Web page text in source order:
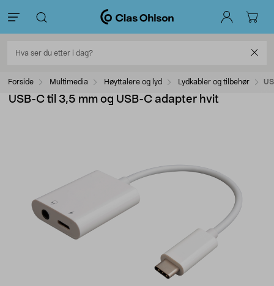
Forside Multimedia Høyttalere og lyd Lydkabler og tilbehør
USB-C til 3,5 mm og USB-C adapter hvit